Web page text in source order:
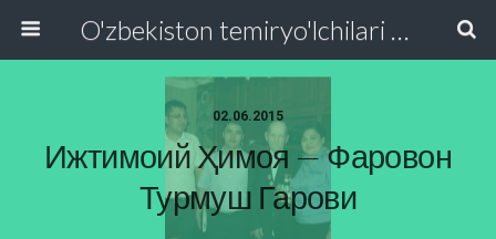
O'zbekiston temiryo'lchilari va transport quruvchilari kasaba uyushmasi Respublika Kengashi
02.06.2015
Ижтимоий Ҳимоя — Фаровон
Турмуш Гарови